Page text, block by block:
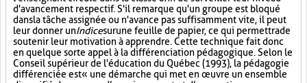
d'avancement respectif. S'il remarque qu'un groupe est bloqué
dans la tâche assignée ou n'avance pas suffisamment vite, il peut
leur donner unIndicesurune feuille de papier, ce qui permettra de
soutenir leur motivation à apprendre. Cette technique fait donc
en quelque sorte appel à la différenciation pédagogique. Selon le
Conseil supérieur de l'éducation du Québec (1993), la pédagogie
différenciée est « une démarche qui met en œuvre un ensemble